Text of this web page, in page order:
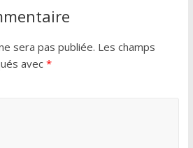
sera pas publiée. Les champs
avec *